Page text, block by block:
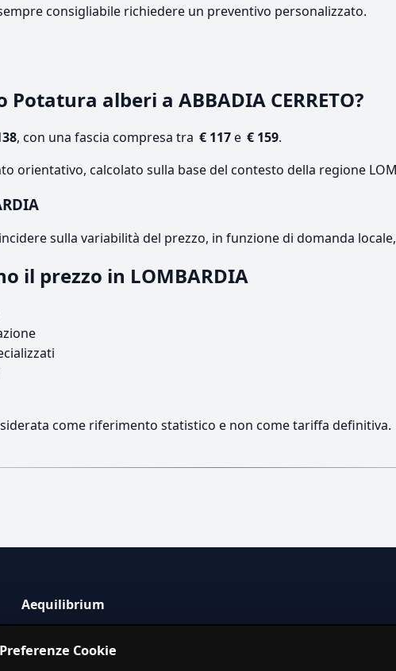
consigliabile richiedere un preventivo personalizzato.
alberi a ABBADIA CERRETO?
, con una fascia compresa tra € 117e € 159.
orientativo, calcolato sulla base del contesto della regione
sulla variabilità del prezzo, in funzione di domanda
il prezzo in LOMBARDIA
come riferimento statistico e non come tariffa definitiva.
Aequilibrium
servizi in Italia.
Preferenze Cookie